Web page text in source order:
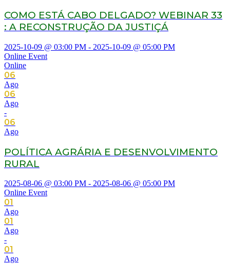
COMO ESTÁ CABO DELGADO? WEBINAR 33
: A RECONSTRUÇÃO DA JUSTIÇÁ
2025-10-09 @ 03:00 PM - 2025-10-09 @ 05:00 PM
Online Event
Online
06
Ago
06
Ago
-
06
Ago
POLÍTICA AGRÁRIA E DESENVOLVIMENTO
RURAL
2025-08-06 @ 03:00 PM - 2025-08-06 @ 05:00 PM
Online Event
01
Ago
01
Ago
-
01
Ago